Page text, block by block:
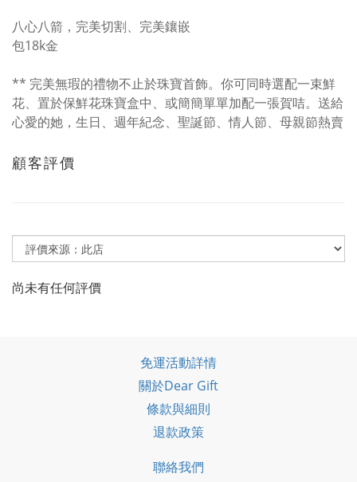
八心八箭，完美切割、完美鑲嵌
包18k金
** 完美無瑕的禮物不止於珠寶首飾。你可同時選配一束鮮
花、置於保鮮花珠寶盒中、或簡簡單單加配一張賀咭。送給
心愛的她，生日、週年紀念、聖誕節、情人節、母親節熱賣
顧客評價
尚未有任何評價
免運活動詳情
關於Dear Gift
條款與細則
退款政策
聯絡我們